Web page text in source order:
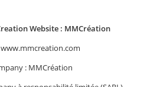
Website : MMCréation
www.mmcreation.com
: MMCréation